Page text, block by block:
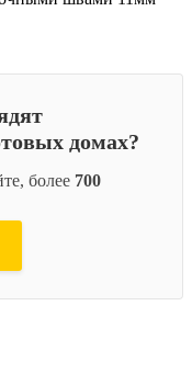
домах?
более 700